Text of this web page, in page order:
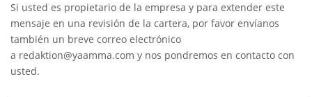
Si usted es propietario de la empresa y para extender este
mensaje en una revisión de la cartera, por favor envíanos
también un breve correo electrónico
a redaktion@yaamma.com y nos pondremos en contacto con
usted.